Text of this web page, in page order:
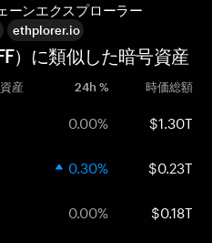
ーンエクスプローラー
ethplorer.io
）に類似した暗号資産
資産 24h % 時価総額
0.00% $1.30T
0.30% $0.23T
0.00% $0.18T